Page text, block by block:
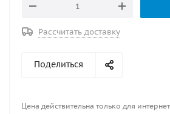
Рассчитать доставку
Поделиться
Цена действительна только для